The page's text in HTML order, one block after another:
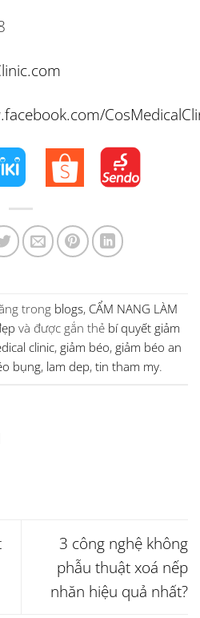
trong blogs, CẨM NANG LÀM
và được gắn thẻ bí quyết giảm
clinic,giảm béo,giảm béo an
bụng, lam dep,tin tham my.
3 công nghệ không
phẫu thuật xoá nếp
nhăn hiệu quả nhất?